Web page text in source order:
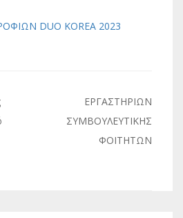
DUO KOREA 2023
ΕΡΓΑΣΤΗΡΙΩΝ
ΣΥΜΒΟΥΛΕΥΤΙΚΗΣ
ΦΟΙΤΗΤΩΝ